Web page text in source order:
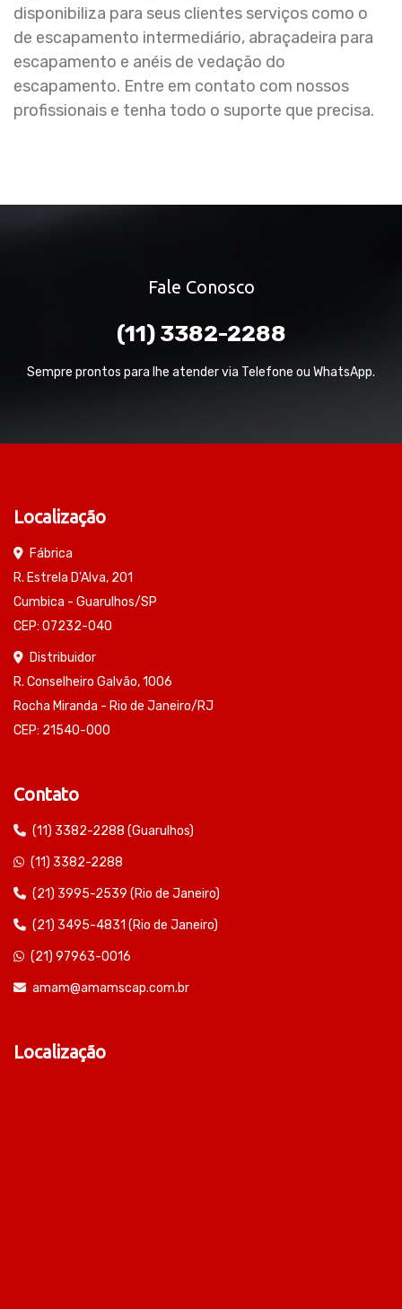
disponibiliza para seus clientes serviços como o
de escapamento intermediário, abraçadeira para
escapamento e anéis de vedação do
escapamento. Entre em contato com nossos
profissionais e tenha todo o suporte que precisa.
Fale Conosco
(11) 3382-2288
Sempre prontos para lhe atender via Telefone ou WhatsApp.
Localização
Fábrica
R. Estrela D'Alva, 201
Cumbica - Guarulhos/SP
CEP: 07232-040
Distribuidor
R. Conselheiro Galvão, 1006
Rocha Miranda - Rio de Janeiro/RJ
CEP: 21540-000
Contato
(11) 3382-2288 (Guarulhos)
(11) 3382-2288
(21) 3995-2539 (Rio de Janeiro)
(21) 3495-4831 (Rio de Janeiro)
(21) 97963-0016
amam@amamscap.com.br
Localização